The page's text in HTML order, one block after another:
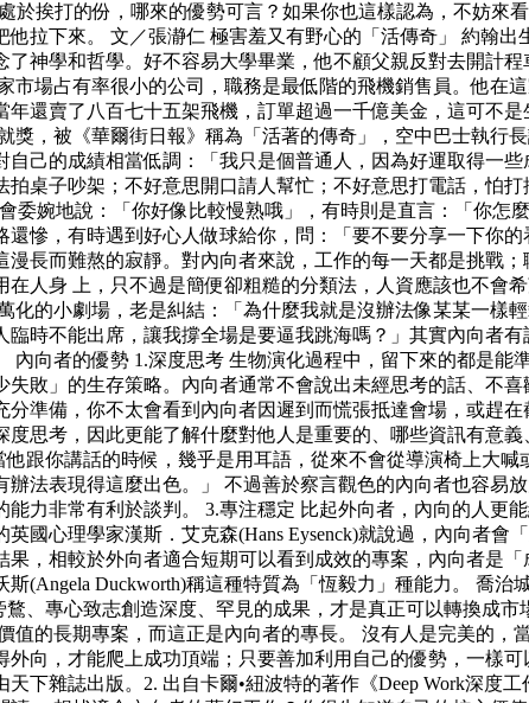
挨打的份，哪來的優勢可言？如果你也這樣認為，不妨來
拉下來。 文／張瀞仁 極害羞又有野心的「活傳奇」 約翰出
神學和哲學。好不容易大學畢業，他不顧父親反對去開計
場占有率很小的公司，職務是最低階的飛機銷售員。他在
還賣了八百七十五架飛機，訂單超過一千億美金，這可不
獎，被《華爾街日報》稱為「活著的傳奇」，空中巴士執行
己的成績相當低調：「我只是個普通人，因為好運取得一
桌子吵架；不好意思開口請人幫忙；不好意思打電話，怕
婉地說：「你好像比較慢熟哦」，有時則是直言：「你怎
慘，有時遇到好心人做球給你，問：「要不要分享一下你
長而難熬的寂靜。對內向者來說，工作的每一天都是挑戰；
人身 上，只不過是簡便卻粗糙的分類法，人資應該也不會
的小劇場，老是糾結：「為什麼我就是沒辦法像某某一樣
時不能出席，讓我撐全場是要逼我跳海嗎？」其實內向者
向者的優勢 1.深度思考 生物演化過程中，留下來的都是能
敗」的生存策略。內向者通常不會說出未經思考的話、不
準備，你不太會看到內向者因遲到而慌張抵達會場，或趕
思考，因此更能了解什麼對他人是重要的、哪些資訊有意
跟你講話的時候，幾乎是用耳語，從來不會從導演椅上大
法表現得這麼出色。」 不過善於察言觀色的內向者也容易
力非常有利於談判。 3.專注穩定 比起外向者，內向的人更
國心理學家漢斯．艾克森(Hans Eysenck)就說過，內向者會
，相較於外向者適合短期可以看到成效的專案，內向者是
(Angela Duckworth)稱這種特質為「恆毅力」種能力。 喬治
、專心致志創造深度、罕見的成果，才是真正可以轉換成
的長期專案，而這正是內向者的專長。 沒有人是完美的，
向，才能爬上成功頂端；只要善加利用自己的優勢，一樣可
下雜誌出版。2. 出自卡爾•紐波特的著作《Deep Work深度